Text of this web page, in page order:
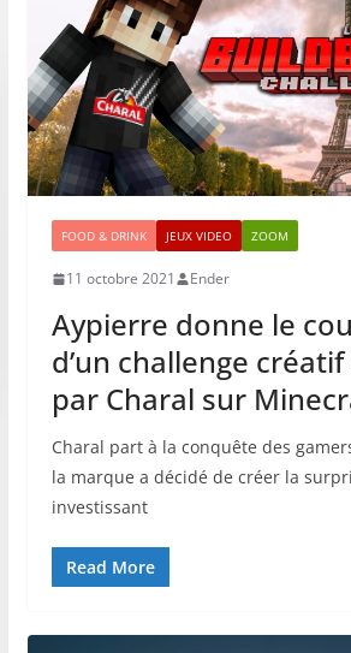
FOOD & DRINK JEUX VIDEO ZOOM
11 octobre 2021 Ender
Aypierre donne le
d’un challenge
par Charal sur
Charal part à la conquête des
la marque a décidé de créer la
investissant
Read More